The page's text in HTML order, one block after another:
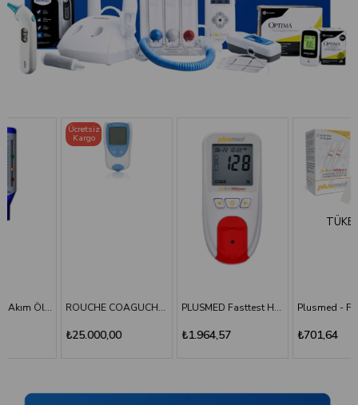
ROUCHE COAGUCHEK XS SYSTEM INR Ölçüm Cihazı
₺25.000,00
Ücretsiz
PLUSMED Fasttest HBlyzer Hemoglobin Ölçüm Cihazı Plusmed - Fasttest Hblyzer Hemoglobin Ölçüm Stripi 50